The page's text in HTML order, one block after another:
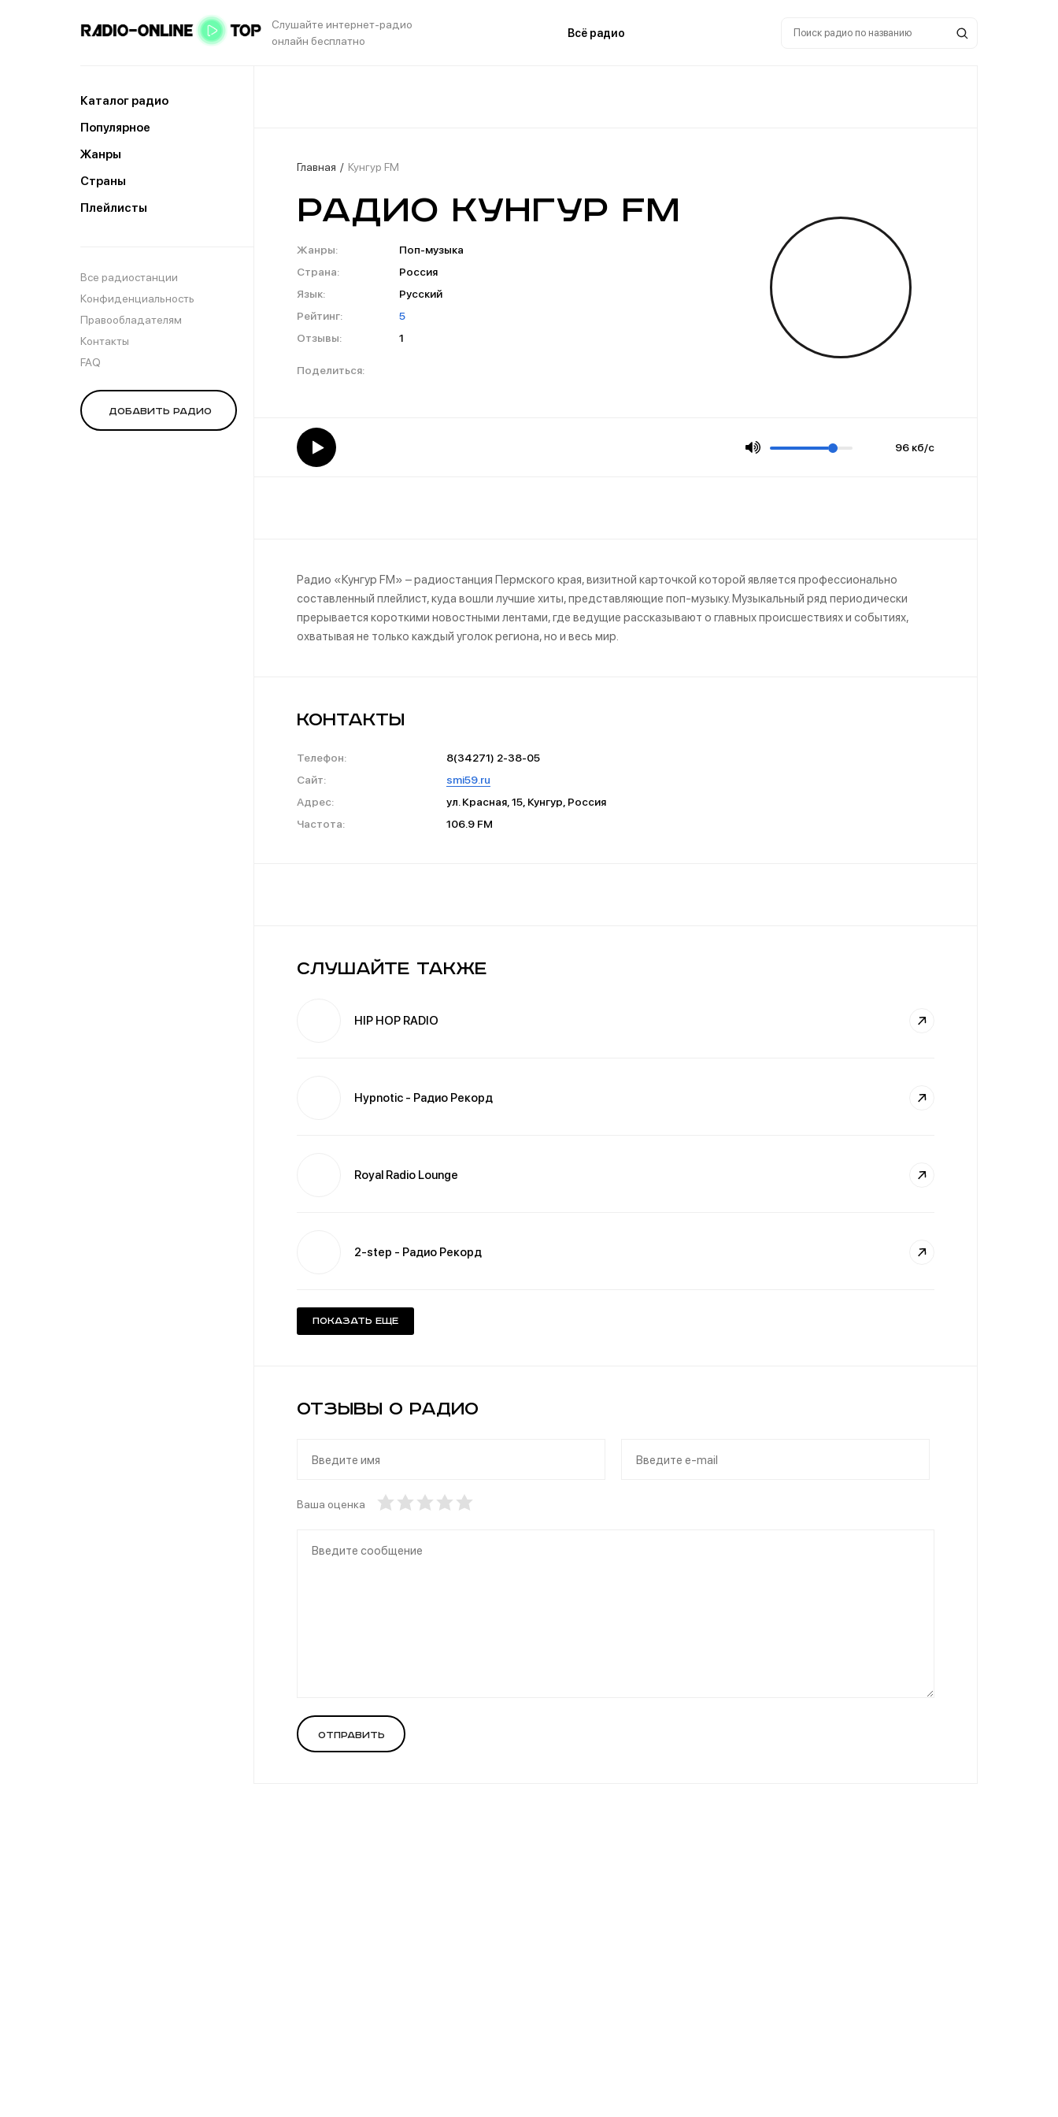
Слушайте интернет-радио
онлайн бесплатно
Всё радио
Главная Кунгур FM
Радио Кунгур FM
Жанры:
Поп-музыка
Страна:
Россия
Язык:
Русский
Рейтинг:
5
Отзывы:
1
96 кб/с
Радио «Кунгур FM» – радиостанция Пермского края, визитной карточкой которой является профессионально
составленный плейлист, куда вошли лучшие хиты, представляющие поп-музыку. Музыкальный ряд периодически
прерывается короткими новостными лентами, где ведущие рассказывают о главных происшествиях и событиях,
охватывая не только каждый уголок региона, но и весь мир.
Контакты
Телефон:
8(34271) 2-38-05
Сайт:
smi59.ru
Адрес:
ул. Красная, 15, Кунгур, Россия
Частота:
106.9 FM
Слушайте также
HIP HOP RADIO
Hypnotic - Радио Рекорд
Royal Radio Lounge
2-step - Радио Рекорд
Показать еще
Отзывы о Радио
Ваша оценка
Отправить
Каталог радио
Популярное
Жанры
Страны
Плейлисты
Все радиостанции
Конфиденциальность
Правообладателям
Контакты
FAQ
Добавить радио